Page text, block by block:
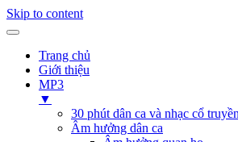
Skip to content
Trang chủ
Giới thiệu
MP3
▼
30 phút dân ca và nhạc cổ truyền
Âm hưởng dân ca